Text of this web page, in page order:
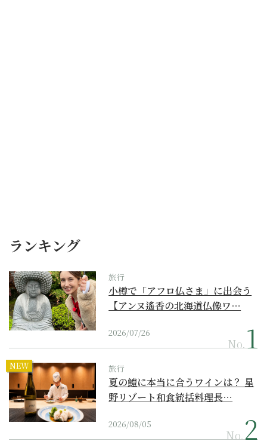
ランキング
旅行
小樽で「アフロ仏さま」に出会う
【アンヌ遙香の北海道仏像ワ…
2026/07/26
No.
NEW 旅行
夏の鱧に本当に合うワインは？ 星
野リゾート和食統括料理長…
2026/08/05
No.